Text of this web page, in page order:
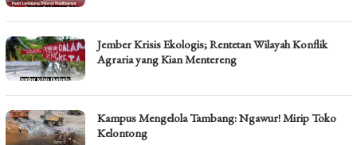
Jember Krisis Ekologis; Rentetan Wilayah Konflik
Agraria yang Kian Mentereng
Kampus Mengelola Tambang: Ngawur! Mirip Toko
Kelontong